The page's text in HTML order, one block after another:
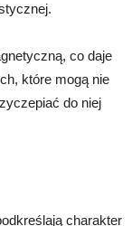
co daje
które mogą nie
do niej
charakter